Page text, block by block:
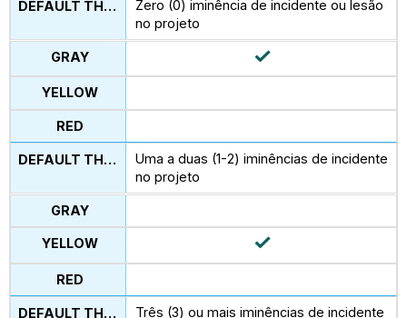
Zero (0) iminência de incidente ou lesão
no projeto
Uma a duas (1-2) iminências de incidente
no projeto
Três (3) ou mais iminências de incidente